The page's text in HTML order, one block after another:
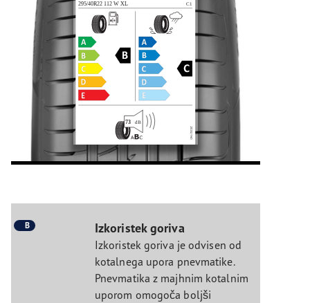
B Izkoristek goriva
Izkoristek goriva je odvisen od
kotalnega upora pnevmatike.
Pnevmatika z majhnim kotalnim
uporom omogoča boljši